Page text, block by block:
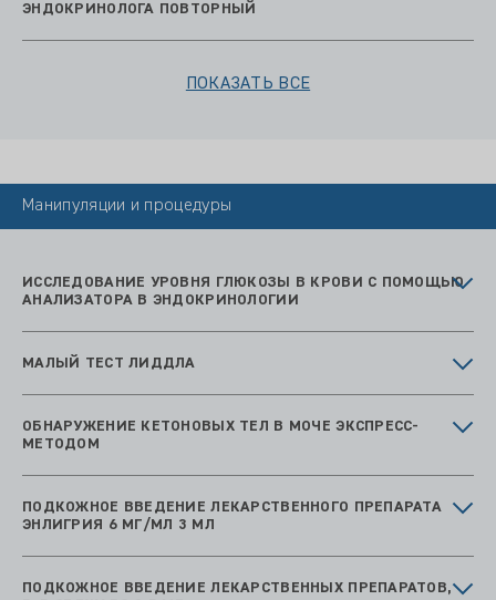
ЭНДОКРИНОЛОГА ПОВТОРНЫЙ
ПОКАЗАТЬ ВСЕ
Манипуляции и процедуры
ИССЛЕДОВАНИЕ УРОВНЯ ГЛЮКОЗЫ В КРОВИ С ПОМОЩЬЮ
АНАЛИЗАТОРА В ЭНДОКРИНОЛОГИИ
МАЛЫЙ ТЕСТ ЛИДДЛА
ОБНАРУЖЕНИЕ КЕТОНОВЫХ ТЕЛ В МОЧЕ ЭКСПРЕСС-
МЕТОДОМ
ПОДКОЖНОЕ ВВЕДЕНИЕ ЛЕКАРСТВЕННОГО ПРЕПАРАТА
ЭНЛИГРИЯ 6 МГ/МЛ 3 МЛ
ПОДКОЖНОЕ ВВЕДЕНИЕ ЛЕКАРСТВЕННЫХ ПРЕПАРАТОВ,